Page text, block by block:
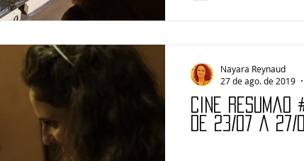
Cine
de 23/07 a 27/
Nayara Reynaud
27 de ago. de 2019